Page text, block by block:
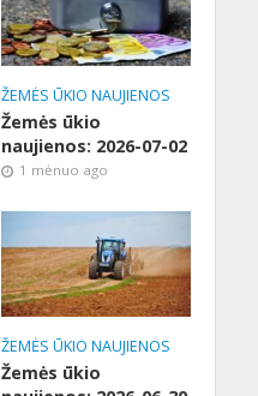
ŽEMĖS ŪKIO NAUJIENOS
Žemės ūkio
naujienos: 2026-07-02
1 mėnuo ago
ŽEMĖS ŪKIO NAUJIENOS
Žemės ūkio